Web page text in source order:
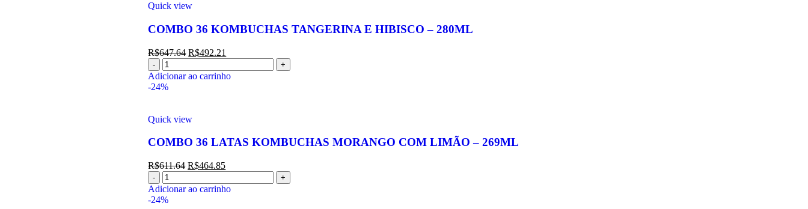
Quick view
COMBO 36 KOMBUCHAS TANGERINA E HIBISCO – 280ML
R$647.64 R$492.21
Adicionar ao carrinho
-24%
Quick view
COMBO 36 LATAS KOMBUCHAS MORANGO COM LIMÃO – 269ML
R$611.64 R$464.85
Adicionar ao carrinho
-24%